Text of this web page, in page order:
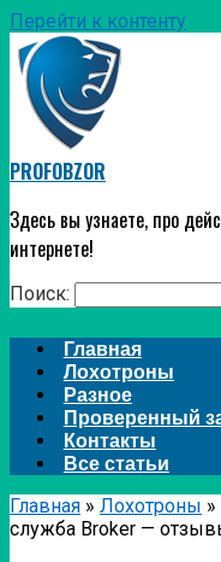
Перейти к контенту
PROFOBZOR
Здесь вы узнаете, про
интернете!
Поиск:
Главная
Лохотроны
Разное
Проверенный
Контакты
Все статьи
Главная » Лохотроны »
служба Broker —